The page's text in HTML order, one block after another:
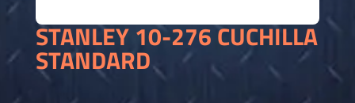
STANLEY 10-276 CUCHILLA
STANDARD